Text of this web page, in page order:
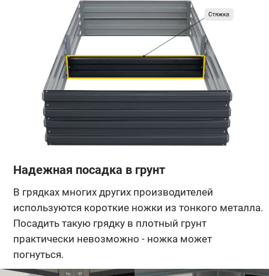
Надежная посадка в грунт
В грядках многих других производителей
используются короткие ножки из тонкого металла.
Посадить такую грядку в плотный грунт
практически невозможно - ножка может
погнуться.